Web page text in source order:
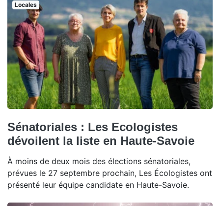
Locales
Sénatoriales : Les Ecologistes
dévoilent la liste en Haute-Savoie
À moins de deux mois des élections sénatoriales,
prévues le 27 septembre prochain, Les Écologistes ont
présenté leur équipe candidate en Haute-Savoie.